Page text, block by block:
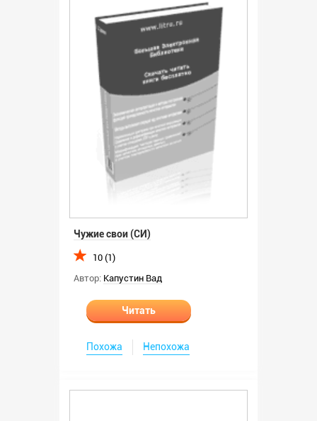
Чужие свои (СИ)
10 (1)
Автор: Капустин Вад
Читать
Похожа Непохожа